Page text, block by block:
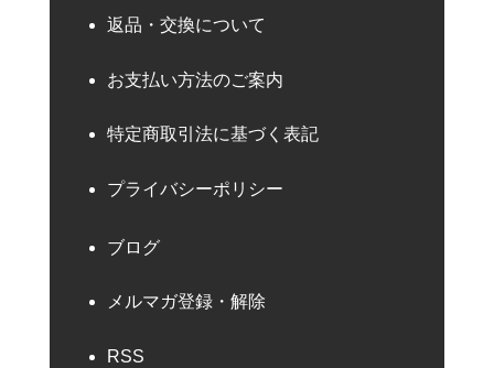
返品・交換について
お支払い方法のご案内
特定商取引法に基づく表記
プライバシーポリシー
ブログ
メルマガ登録・解除
RSS